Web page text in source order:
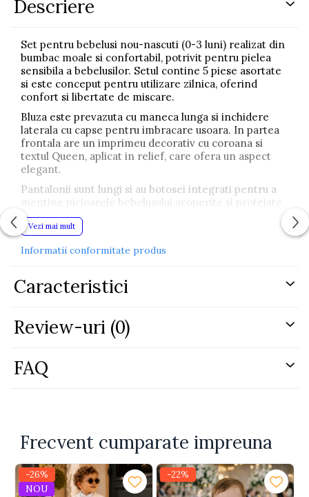
Descriere
Set pentru bebelusi nou-nascuti (0-3 luni) realizat din
bumbac moale si confortabil, potrivit pentru pielea
sensibila a bebelusilor. Setul contine 5 piese asortate
si este conceput pentru utilizare zilnica, oferind
confort si libertate de miscare.
Bluza este prevazuta cu maneca lunga si inchidere
laterala cu capse pentru imbracare usoara. In partea
frontala are un imprimeu decorativ cu coroana si
textul Queen, aplicat in relief, care ofera un aspect
elegant.
Pantalonii sunt lungi si au botosei integrati pentru a
mentine picioarele bebelusului acoperite si protejate.
Talia este elastica pentru o fixare confortabila, iar
croiala permite miscarea naturala a copilului.
Setul include si o baveta tip esarfa care completeaza
Caciula este realizata din acelasi material moale si
elastic si ajuta la mentinerea temperaturii capului
Manusile sunt incluse pentru a preveni zgarierea
accidentala si pentru a proteja mainile bebelusului.
Continut set:
Bluza cu capse laterale si imprimeu queen
Vezi mai mult
Informatii conformitate produs
Caracteristici
Review-uri (0)
FAQ
Frecvent cumparate impreuna
-26%
NOU
-22%